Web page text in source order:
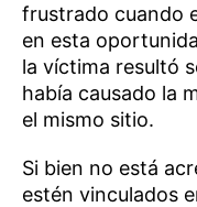
frustrado cuando
en esta
la víctima resultó
había causado la
el mismo sitio.
Si bien no está
estén vinculados